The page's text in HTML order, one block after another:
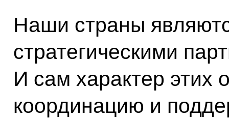
Наши страны
стратегическими
И сам характер этих
координацию и